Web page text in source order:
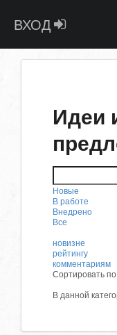
ВХОД
Идеи
Новые
В работе
Внедрено
Все
новизне
рейтингу
комментариям
Сортировать
В данной